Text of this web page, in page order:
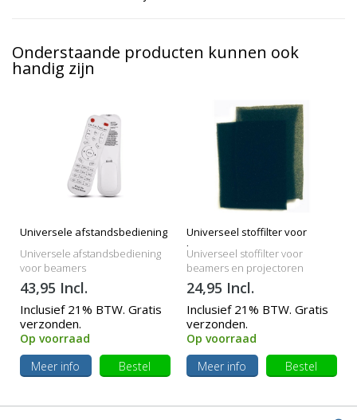
Onderstaande producten kunnen ook
handig zijn
Universele afstandsbediening
Universele afstandsbediening
voor beamers
43,95 Incl.
Inclusief 21% BTW. Gratis
verzonden.
Op voorraad
Meer info
Bestel
Universeel stoffilter voor
beamers
Universeel stoffilter voor
beamers en projectoren
24,95 Incl.
Inclusief 21% BTW. Gratis
verzonden.
Op voorraad
Meer info
Bestel